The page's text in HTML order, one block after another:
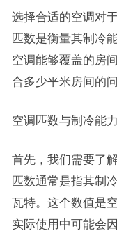
选择合适的空调对
匹数是衡量其制冷
空调能够覆盖的房
合多少平米房间的
空调匹数与制冷能力
首先，我们需要了
匹数通常是指其制
瓦特。这个数值是
实际使用中可能会